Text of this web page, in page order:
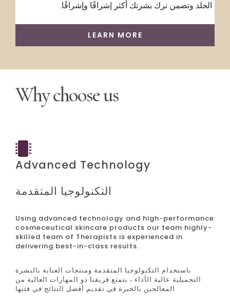
الجلد وتضمن ترك بشرتك أكثر إشراقًا وإشراقًا.
LEARN MORE
Why choose us
Advanced Technology
التكنولوجيا المتقدمة
Using advanced technology and high-performance
cosmeceutical skincare products our team highly-
skilled team of Therapists is experienced in
delivering best-in-class results.
باستخدام التكنولوجيا المتقدمة ومنتجات العناية بالبشرة
التجميلية عالية الأداء ، يتمتع فريقنا ذو المهارات العالية من
المعالجين بالخبرة في تقديم أفضل النتائج في فئتها